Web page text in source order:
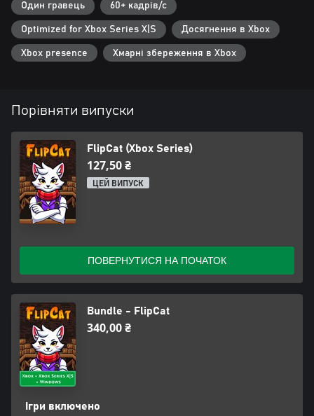
Один гравець 60+ кадрів/с
Optimized for Xbox Series X|S Досягнення в Xbox
Xbox presence Хмарні збереження в Xbox
Порівняти випуски
FlipCat (Xbox Series)
127,50 ₴
ЦЕЙ ВИПУСК
ПОВЕРНУТИСЯ НА ПОЧАТОК
Bundle - FlipCat
340,00 ₴
Ігри включено